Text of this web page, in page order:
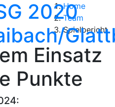
2020
Home
Team
Spielbericht
Einsatz
Punkte